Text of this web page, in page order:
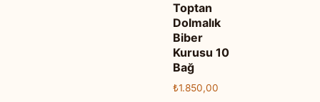
Toptan
Dolmalık
Biber
Kurusu 10
Bağ
₺1.850,00